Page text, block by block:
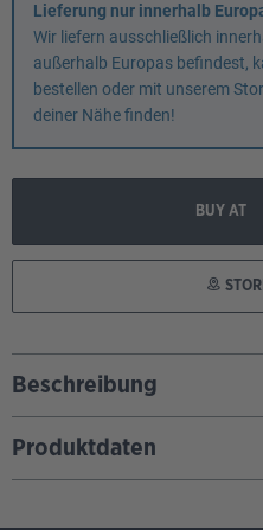
Lieferung nur innerhalb
Wir liefern ausschließlich
außerhalb Europas befindest,
bestellen oder mit unserem
deiner Nähe finden!
BUY AT
Beschreibung
Produktdaten